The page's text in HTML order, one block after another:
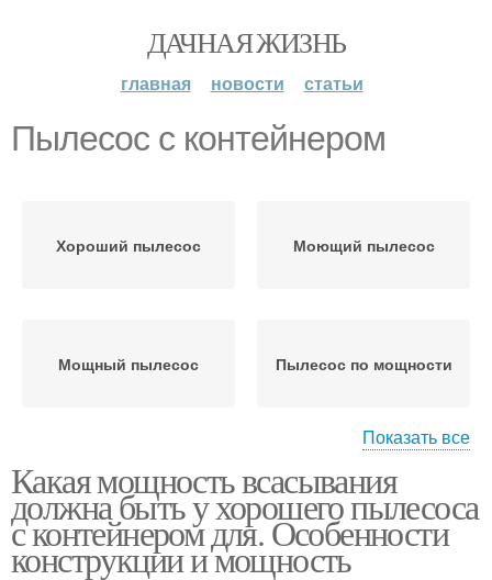
ДАЧНАЯ ЖИЗНЬ
главная новости статьи
Пылесос с контейнером
Хороший пылесос Моющий пылесос
Мощный пылесос Пылесос по мощности
Пылесос в паскалях
мощностью
Показать все
Какая мощность всасывания
должна быть у хорошего пылесоса
с контейнером для. Особенности
конструкции и мощность